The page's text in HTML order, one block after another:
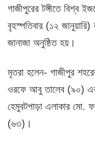
গাজীপুরের টঙ্গীতে বিশ্ব
বৃহস্পতিবার (১২
জানাজা অনুষ্ঠিত হয়।
মৃতরা হলেন- গাজীপুর
ওরফে আবু তালেব (৯০) এবং
হেমুবটপাড়া এলাকার
(৬৩)।